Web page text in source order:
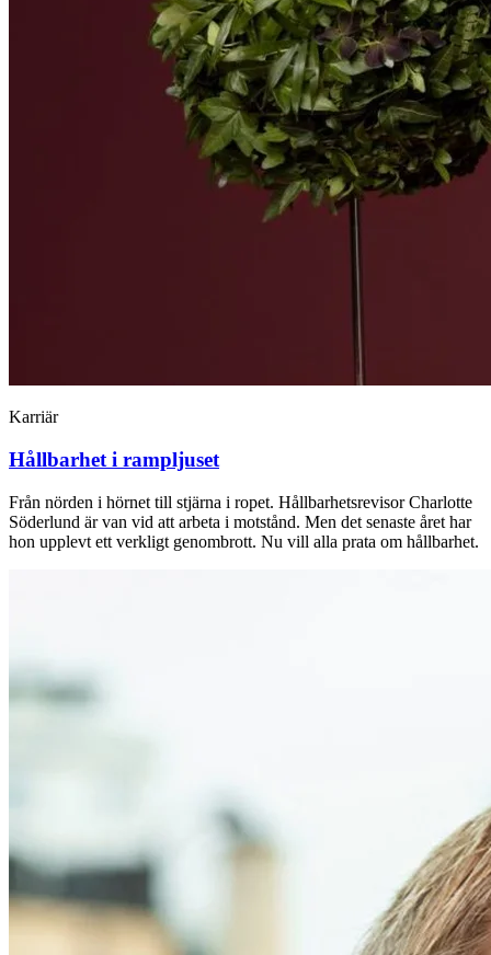
Karriär
Hållbarhet i rampljuset
Från nörden i hörnet till stjärna i ropet. Hållbarhetsrevisor Charlotte
Söderlund är van vid att arbeta i motstånd. Men det senaste året har
hon upplevt ett verkligt genombrott. Nu vill alla prata om hållbarhet.